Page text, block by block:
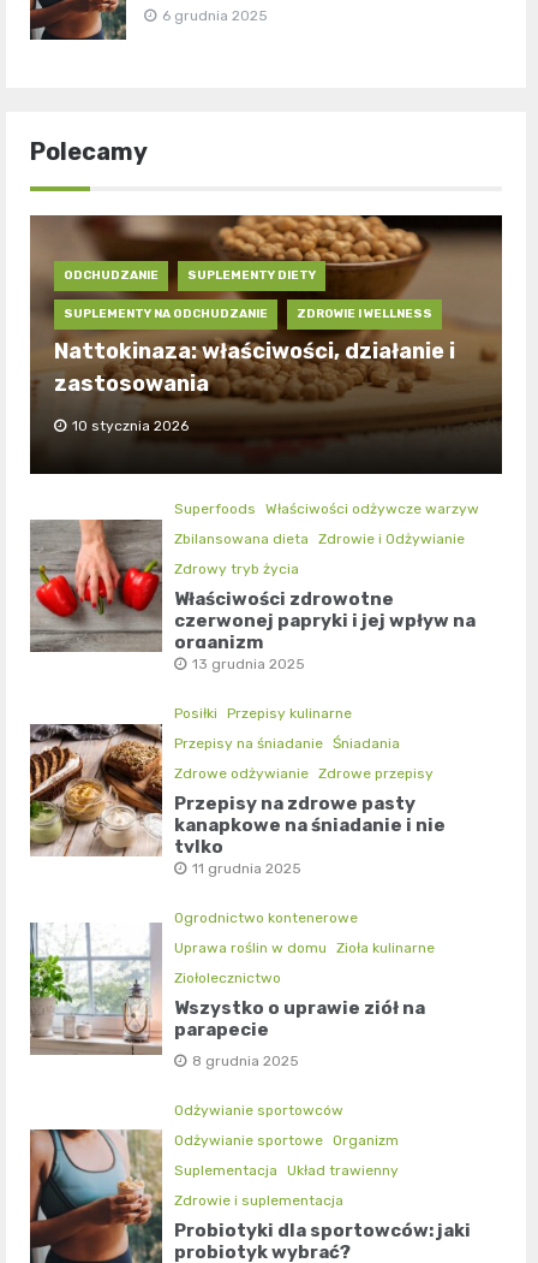
6 grudnia 2025
Polecamy
ODCHUDZANIE SUPLEMENTY DIETY
SUPLEMENTY NA ODCHUDZANIE ZDROWIE I WELLNESS
Nattokinaza: właściwości, działanie i
zastosowania
10 stycznia 2026
Superfoods
Właściwości odżywcze warzyw
Zbilansowana dieta
Zdrowie i Odżywianie
Zdrowy tryb życia
Właściwości zdrowotne
czerwonej papryki i jej wpływ na
organizm
13 grudnia 2025
Posiłki
Przepisy kulinarne
Przepisy na śniadanie Śniadania
Zdrowe odżywianie Zdrowe przepisy
Przepisy na zdrowe pasty
kanapkowe na śniadanie i nie
tylko
11 grudnia 2025
Ogrodnictwo kontenerowe
Uprawa roślin w domu
Zioła kulinarne
Ziołolecznictwo
Wszystko o uprawie ziół na
parapecie
8 grudnia 2025
Odżywianie sportowców
Odżywianie sportowe Organizm
Suplementacja
Układ trawienny
Zdrowie i suplementacja
Probiotyki dla sportowców: jaki
probiotyk wybrać?